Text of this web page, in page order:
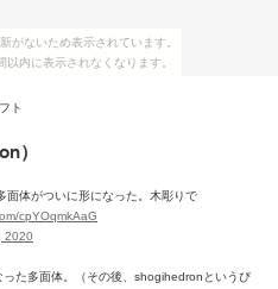
がないため表示されています。
内に表示されなくなります。
ト
）
面体がついに形になった。木彫りで
cpYOqmkAaG
2020
った多面体。（その後、shogihedronというぴ